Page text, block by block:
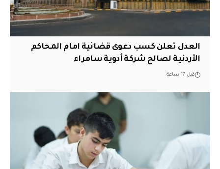
العدل تعلن كسب دعوى قضائية امام المحاكم
الأردنية لصالح شركة أدوية سامراء
قبل 17 ساعة